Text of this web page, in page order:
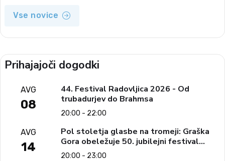
Vse novice
Prihajajoči dogodki
AVG
08
44. Festival Radovljica 2026 - Od
trubadurjev do Brahmsa
20:00 - 22:00
AVG
14
Pol stoletja glasbe na tromeji: Graška
Gora obeležuje 50. jubilejni festival
narodno-zabavne glasbe
20:00 - 23:00